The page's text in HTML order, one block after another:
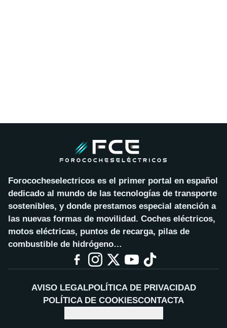
Forococheselectricos es el primer portal en español
dedicado al mundo de las tecnologías de transporte
sostenibles, y donde prestamos especial atención a
las nuevas formas de movilidad. Coches eléctricos,
motos eléctricas, puntos de recarga, pilas de
combustible de hidrógeno…
AVISO LEGALPOLÍTICA DE PRIVACIDAD
POLÍTICA DE COOKIESCONTACTA